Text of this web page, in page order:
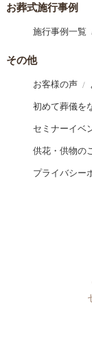
お葬式施行事例
施行事例一覧
その他
お客様の声
初めて葬儀を
セミナーイベ
供花・供物の
プライバシー